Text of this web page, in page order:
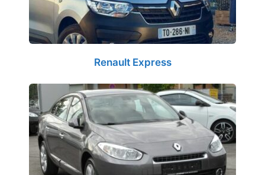
Renault Express